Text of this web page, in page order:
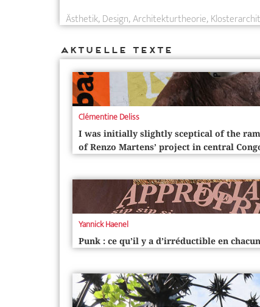
Ästhetik Design Architekturtheorie
Aktuelle Texte
Clémentine Deliss
I was initially slightly sceptical of the
of Renzo Martens’ project in central
Yannick Haenel
Punk : ce qu’il y a d’irréductible en